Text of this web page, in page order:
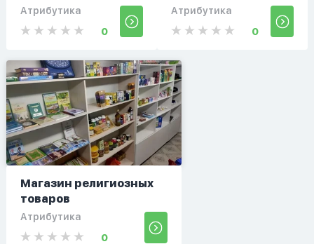
Атрибутика
0
Атрибутика
0
Магазин религиозных
товаров
Атрибутика
0